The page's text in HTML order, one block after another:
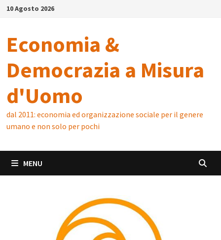
Skip10 Agosto 2026
Economia &
Democrazia a Misura
d'Uomo
dal 2011: economia ed organizzazione sociale per il genere
umano e non solo per pochi
MENU